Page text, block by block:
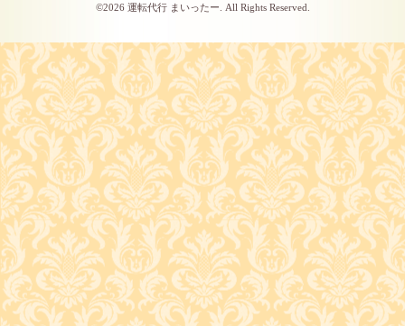
©2026 運転代行 まいったー . All Rights Reserved.